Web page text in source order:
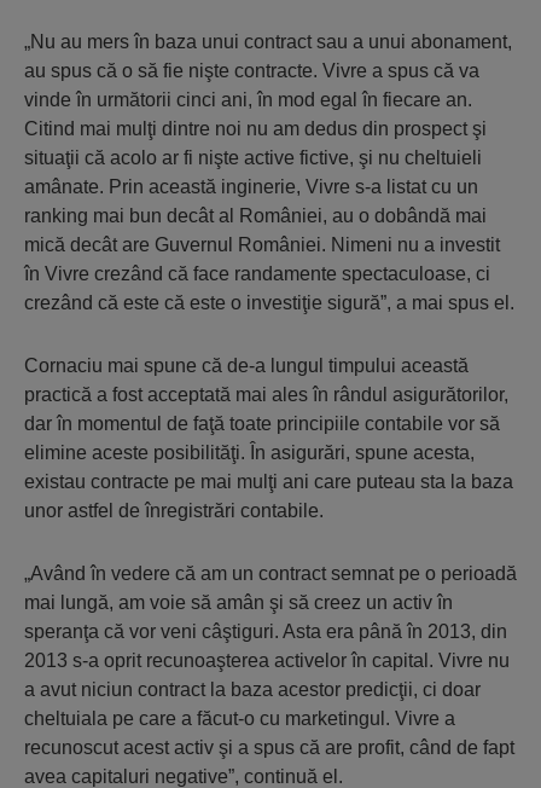
„Nu au mers în baza unui contract sau a unui abonament,
au spus că o să fie nişte contracte. Vivre a spus că va
vinde în următorii cinci ani, în mod egal în fiecare an.
Citind mai mulţi dintre noi nu am dedus din prospect şi
situaţii că acolo ar fi nişte active fictive, şi nu cheltuieli
amânate. Prin această inginerie, Vivre s-a listat cu un
ranking mai bun decât al României, au o dobândă mai
mică decât are Guvernul României. Nimeni nu a investit
în Vivre crezând că face randamente spectaculoase, ci
crezând că este că este o investiţie sigură”, a mai spus el.
Cornaciu mai spune că de-a lungul timpului această
practică a fost acceptată mai ales în rândul asigurătorilor,
dar în momentul de faţă toate principiile contabile vor să
elimine aceste posibilităţi. În asigurări, spune acesta,
existau contracte pe mai mulţi ani care puteau sta la baza
unor astfel de înregistrări contabile.
„Având în vedere că am un contract semnat pe o perioadă
mai lungă, am voie să amân şi să creez un activ în
speranţa că vor veni câştiguri. Asta era până în 2013, din
2013 s-a oprit recunoaşterea activelor în capital. Vivre nu
a avut niciun contract la baza acestor predicţii, ci doar
cheltuiala pe care a făcut-o cu marketingul. Vivre a
recunoscut acest activ şi a spus că are profit, când de fapt
avea capitaluri negative”, continuă el.